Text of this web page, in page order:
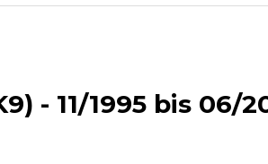
- 11/1995 bis 06/